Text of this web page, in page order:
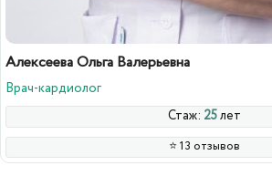
Алексеева Ольга Валерьевна
Врач-кардиолог
Стаж: 25лет
⭐️ 13 отзывов